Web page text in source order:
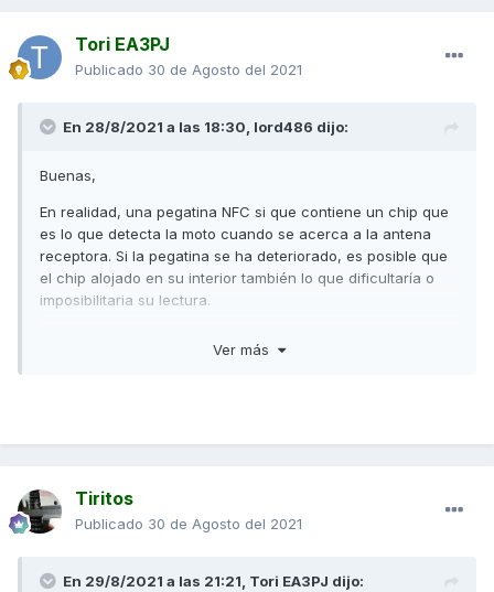
Tori EA3PJ
Publicado 30 de Agosto del 2021
En 28/8/2021 a las 18:30, lord486 dijo:
Buenas,
En realidad, una pegatina NFC si que contiene un chip que
es lo que detecta la moto cuando se acerca a la antena
receptora. Si la pegatina se ha deteriorado, es posible que
el chip alojado en su interior también lo que dificultaría o
imposibilitaria su lectura.
Ver más
Tiritos
Publicado 30 de Agosto del 2021
En 29/8/2021 a las 21:21, Tori EA3PJ dijo: